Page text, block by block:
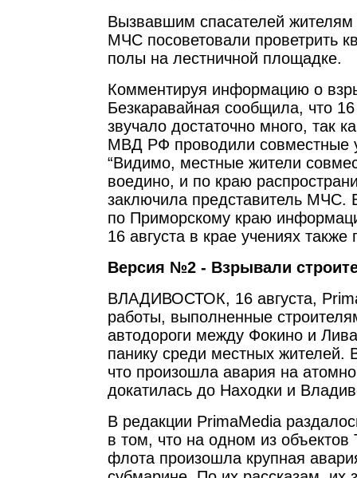
Вызвавшим спасателей жителям
МЧС посоветовали проветрить
полы на лестничной площадке.
Комментируя информацию о
Безкаравайная сообщила, что 16
звучало достаточно много, так
МВД РФ проводили совместные
“Видимо, местные жители
воедино, и по краю
заключила представитель МЧС.
по Приморскому краю
16 августа в крае учениях
Версия №2 - Взрывали
ВЛАДИВОСТОК, 16 августа,
работы, выполненные
автодороги между Фокино и
панику среди местных жителей.
что произошла авария на
докатилась до Находки и
В редакции PrimaMedia
в том, что на одном из объектов
флота произошла крупная